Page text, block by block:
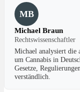
MB
Michael Braun
Rechtswissenschaftler
Michael analysiert die
um Cannabis in
Gesetze,
verständlich.